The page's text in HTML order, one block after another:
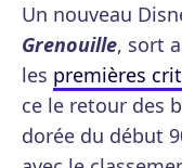
Un nouveau
Grenouille, sort
les premières
ce le retour des
dorée du début